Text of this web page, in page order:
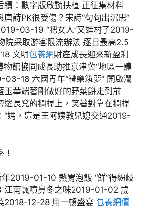
續：數字版啟動扶植 正征集材料
詩PK很受傷？宋詩“句句出沉思”
03-19 “肥女人”又進村了2019-
院采取游客限流辦法 逐日最高2.5
文明包養網財產成長迎來新盈利
館協同成長助推京津冀“地區一體
03-18 六國青年“禮樂筑夢” 開啟瀾
玉華端著剛做好的野菜餅走到前
邊長凳的欄桿上，笑著對靠在欄桿
“媽，這是王阿姨教兒媳交通2019-
年2019-01-10 熱胃泡飯 “鮮”得紛歧
南飄噴鼻冬之味2019-01-02 歲
2018-12-28 用一頓盛宴 包養網價